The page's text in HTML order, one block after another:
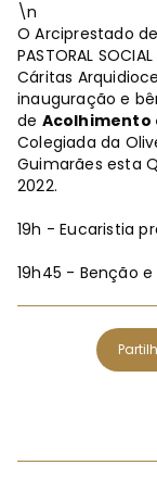
\n
O Arciprestado
PASTORAL
Cáritas
inauguração e
de Acolhimento
Colegiada da
Guimarães esta
2022.
19h - Eucaristia
19h45 - Benção